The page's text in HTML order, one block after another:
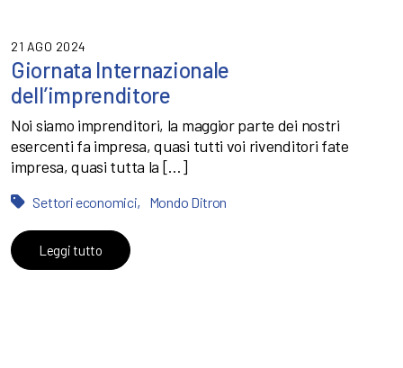
21 AGO 2024
Giornata Internazionale
dell’imprenditore
Noi siamo imprenditori, la maggior parte dei nostri
esercenti fa impresa, quasi tutti voi rivenditori fate
impresa, quasi tutta la […]
Leggi tutto
Settori economici, Mondo Ditron